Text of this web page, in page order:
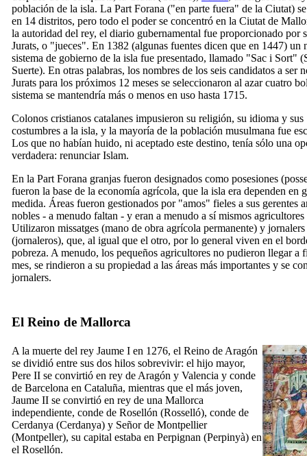
población de la isla. La Part Forana ("en parte fuera" de la Ciutat)
en 14 distritos, pero todo el poder se concentró en la Ciutat de
la autoridad del rey, el diario gubernamental fue proporcionado por
Jurats, o "jueces". En 1382 (algunas fuentes dicen que en 1447) un
sistema de gobierno de la isla fue presentado, llamado "Sac i Sort"
Suerte). En otras palabras, los nombres de los seis candidatos a ser
Jurats para los próximos 12 meses se seleccionaron al azar cuatro
sistema se mantendría más o menos en uso hasta 1715.
Colonos cristianos catalanes impusieron su religión, su idioma y sus
costumbres a la isla, y la mayoría de la población musulmana fue
Los que no habían huido, ni aceptado este destino, tenía sólo una
verdadera: renunciar Islam.
En la Part Forana granjas fueron designados como posesiones (
fueron la base de la economía agrícola, que la isla era dependen en
medida. Áreas fueron gestionados por "amos" fieles a sus gerentes
nobles - a menudo faltan - y eran a menudo a sí mismos agricultores
Utilizaron missatges (mano de obra agrícola permanente) y jornalers
(jornaleros), que, al igual que el otro, por lo general viven en el
pobreza. A menudo, los pequeños agricultores no pudieron llegar a
mes, se rindieron a su propiedad a las áreas más importantes y se
jornalers.
El Reino de Mallorca
A la muerte del rey Jaume I en 1276, el Reino de Aragón
se dividió entre sus dos hilos sobrevivir: el hijo mayor,
Pere II se convirtió en rey de Aragón y Valencia y conde
de Barcelona en Cataluña, mientras que el más joven,
Jaume II se convirtió en rey de una Mallorca
independiente, conde de Rosellón (Rosselló), conde de
Cerdanya (Cerdanya) y Señor de Montpellier
(Montpeller), su capital estaba en Perpignan (Perpinyà) en
el Rosellón.